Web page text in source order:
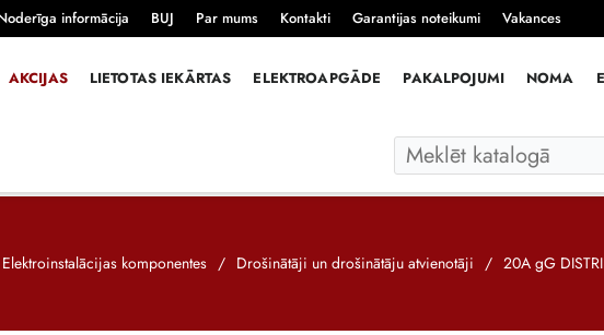
informācija BUJ Par mums Kontakti Garantijas noteikumi Vakances
AKCIJAS LIETOTAS IEKĀRTAS ELEKTROAPGĀDE PAKALPOJUMI NOMA
Elektroinstalācijas komponentes / Drošinātāji un drošinātāju atvienotāji / 20A gG